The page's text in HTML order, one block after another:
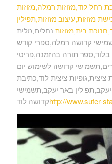
רחל לוד,מזוזות רמלה,מזוזות
מזוזות,עיצוב מזוזות,תפילין
בית,מזוזות נחלים,טלית
קדושה רמלה,ספרי קודש
תורה בהזמנה,פריטי
קדושה לשימוש יום
ציצית,גופיות ציצית לוד,כתיבת
באר יעקב,תשמישי
קדושה לודhttp://www.sufer-